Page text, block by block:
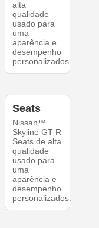
alta
qualidade
usado para
uma
aparência e
desempenho
personalizados.
Seats
Nissan™
Skyline GT-R
Seats de alta
qualidade
usado para
uma
aparência e
desempenho
personalizados.